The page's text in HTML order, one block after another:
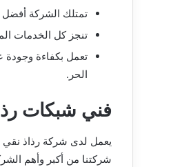
تمتلك الشركة أفضل
تنجز كل الخدمات
تعمل بكفاءة وجودة
الحر.
فني شبكات
يعمل لدى شركة رذاذ نقي
شركتنا من أكبر وأهم